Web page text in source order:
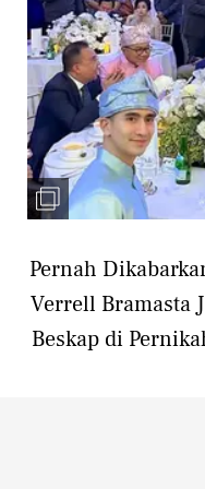
Pernah
Verrell Bramasta
Beskap di